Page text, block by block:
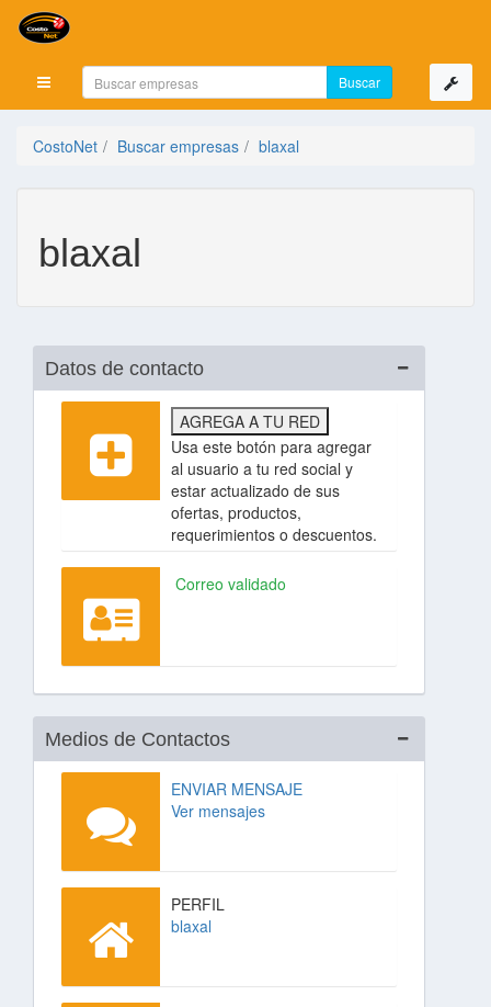
Mostrar menú
CostoNet Buscar empresas blaxal
blaxal
Datos de contacto
AGREGA A TU RED
Usa este botón para agregar
al usuario a tu red social y
estar actualizado de sus
ofertas, productos,
requerimientos o descuentos.
Correo validado
Medios de Contactos
ENVIAR MENSAJE
Ver mensajes
PERFIL
blaxal